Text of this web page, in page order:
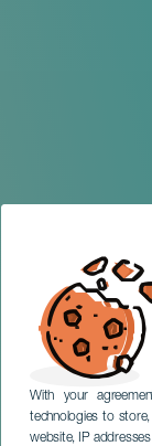
With your
technologies to
website, IP